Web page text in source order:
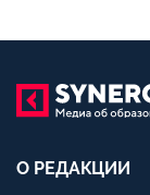
О РЕДАКЦИИ